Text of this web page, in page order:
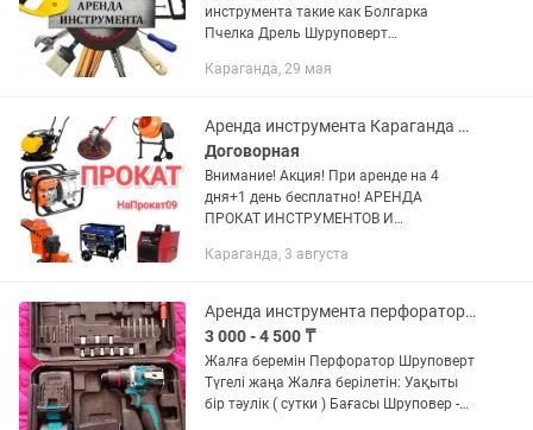
инструмента такие как Болгарка
Пчелка Дрель Шуруповерт
Стремянка Бетономешалка И многое
зависимости от...
Караганда, 29 мая
Аренда инструмента Караганда прокат Леса на колесах Вышка лестница
Договорная
Внимание! Акция! При аренде на 4
дня+1 день бесплатно! АРЕНДА
ПРОКАТ ИНСТРУМЕНТОВ И
Алмазное бурение станок
аппарат Бензопила...
Караганда, 3 августа
Аренда инструмента перфоратора и шуруповерта
3 000 - 4 500 ₸
Жалға беремін Перфоратор Шруповерт
Түгелі жаңа Жалға берілетін: Уақыты
бір тәулік ( сутки ) Бағасы Шруповер -